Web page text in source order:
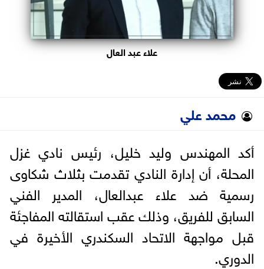
علاء عبد العال
محمد علي
أكد المهندس وليد خليل، رئيس نادي غزل
المحلة، أن إدارة النادي تقدمت بثلاث شكاوى
رسمية ضد علاء عبدالعال، المدير الفني
السابق للفريق، وذلك عقب استقالته المفاجئة
قبل مواجهة الاتحاد السكندري الأخيرة في
الدوري.